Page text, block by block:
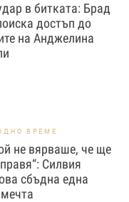
в битката: Брад
достъп до
на Анджелина
ВРЕМЕ
не вярваше, че ще
Силвия
сбъдна една